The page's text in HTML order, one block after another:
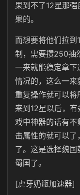
果到不了12星那
果的。
而想要将他们拉
制，需要攒250抽
一来就能稳定拿下
情况的，这么一来
重复操作就可以
来到12星以后，
戏中神器的话有
击属性的就可以
了。这是选择魏国
蜀国了。
[虎牙奶瓶加速器]